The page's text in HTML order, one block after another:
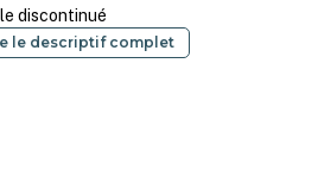
discontinué
le descriptif complet